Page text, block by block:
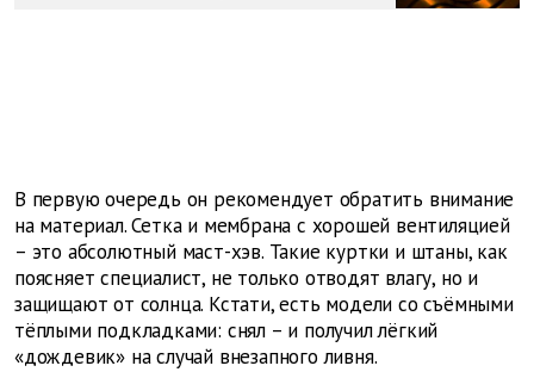
В первую очередь он рекомендует обратить внимание
на материал. Сетка и мембрана с хорошей вентиляцией
– это абсолютный маст-хэв. Такие куртки и штаны, как
поясняет специалист, не только отводят влагу, но и
защищают от солнца. Кстати, есть модели со съёмными
тёплыми подкладками: снял – и получил лёгкий
«дождевик» на случай внезапного ливня.